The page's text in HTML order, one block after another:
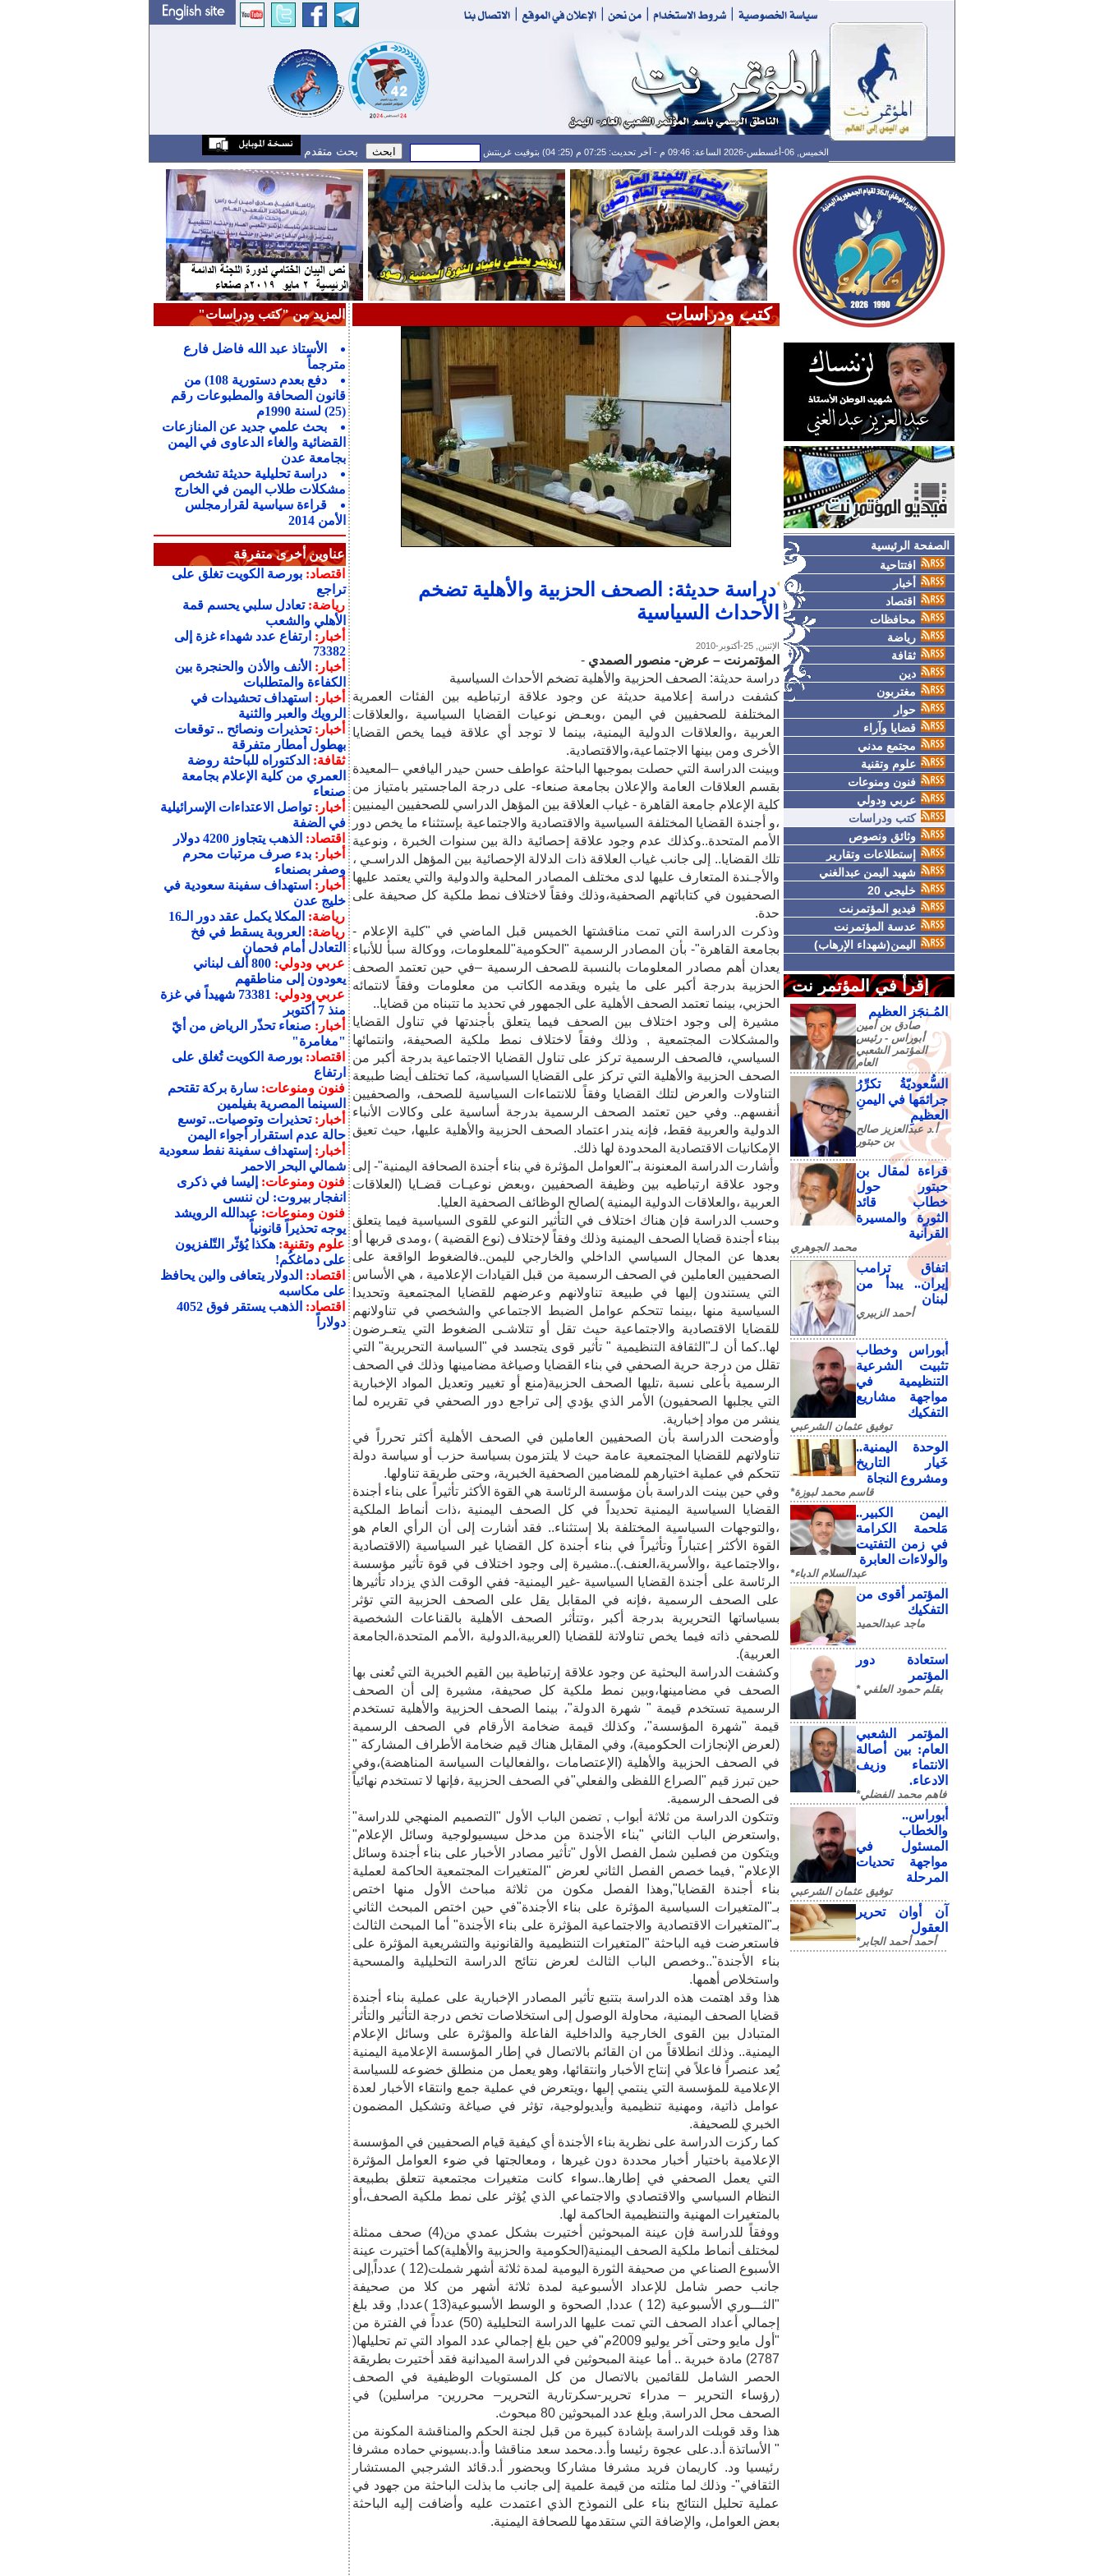
الخميس, 06-أغسطس-2026 الساعة: 09:46 م - آخر تحديث: 07:25 م (25: 04) بتوقيت غرينتش بحث متقدم
الصفحة الرئيسية
افتتاحية
أخبار
اقتصاد
محافظات
رياضة
ثقافة
دين
مغتربون
حوار
قضايا وآراء
مجتمع مدني
علوم وتقنية
فنون ومنوعات
عربي ودولي
كتب ودراسات
وثائق ونصوص
إستطلاعات وتقارير
شهيد اليمن عبدالغني
خليجي 20
فيديو المؤتمرنت
عدسة المؤتمرنت
اليمن(شهداء الإرهاب)
إقرأ في المؤتمر نت
المُـنجَز العظيم
صادق‮ ‬بن‮ ‬أمين‮
‬أبوراس - رئيس‮
‬المؤتمر‮ ‬الشعبي‮
‬العام
السُّعوديّةُ تكرِّرُ
جرائمَها في اليمنِ
العظيمِ
أ.د عبدالعزيز صالح
بن حبتور
قراءة لمقال بن
حبتور حول
خطاب قائد
الثورة والمسيرة
القرآنية
محمد الجوهري
اتفاق ترامب
إيران.. يبدأ من
لبنان
أحمد الزبيري
أبوراس وخطاب
تثبيت الشرعية
التنظيمية في
مواجهة مشاريع
التفكيك
توفيق عثمان الشرعبي
الوحدة اليمنية..
خَيار التاريخ
ومشروع النجاة
قاسم محمد لبوزة*
​اليمن الكبير..
مَلحمة الكرامة
في زمن التفتيت
والولاءات العابرة
عبدالسلام الدباء*
المؤتمر أقوى من
التفكيك
ماجد عبدالحميد
استعادة دور
المؤتمر
بقلم حمود العلفي *
المؤتمر الشعبي
العام: بين أصالة
الانتماء وزيف
الادعاء.
فاهم محمد الفضلي*
أبوراس..
والخطاب
المسئول في
مواجهة تحديات
المرحلة
توفيق عثمان الشرعبي
آن أوان تحرير
العقول
أحمد أحمد الجابر*
كتب ودراسات
دراسة حديثة: الصحف الحزبية والأهلية تضخم
الأحداث السياسية
الإثنين, 25-أكتوبر-2010
المؤتمرنت – عرض- منصور الصمدي -
دراسة حديثة: الصحف الحزبية والأهلية تضخم الأحداث السياسية
كشفت دراسة إعلامية حديثة عن وجود علاقة ارتباطيه بين الفئات العمرية
المختلفة للصحفيين في اليمن ،وبعـض نوعيات القضايا السياسية ،والعلاقات
العربية ،والعلاقات الدولية اليمنية، بينما لا توجد أي علاقة فيما يخص القضايا
الأخرى ومن بينها الاجتماعية،والاقتصادية.
وبينت الدراسة التي حصلت بموجبها الباحثة عواطف حسن حيدر اليافعي –المعيدة
بقسم العلاقات العامة والإعلان بجامعة صنعاء- على درجة الماجستير بامتياز من
كلية الإعلام جامعة القاهرة - غياب العلاقة بين المؤهل الدراسي للصحفيين اليمنيين
،و أجندة القضايا المختلفة السياسية والاقتصادية والاجتماعية بإستثناء ما يخص دور
الأمم المتحدة..وكذلك عدم وجود علاقة إحصائية دالة بين سنوات الخبرة ، ونوعية
تلك القضايا.. إلى جانب غياب العلاقة ذات الدلالة الإحصائية بين المؤهل الدراسـي ،
والأجـندة المتعارف عليها لدى مختلف المصادر المحلية والدولية والتي يعتمد عليها
الصحفيون في كتاباتهم الصحفية،وذلك وفقاً لاختلاف نمط ملكية كل صحيفة على
حدة.
وذكرت الدراسة التي تمت مناقشتها الخميس قبل الماضي في "كلية الإعلام -
بجامعة القاهرة"- بأن المصادر الرسمية "الحكومية"للمعلومات، ووكالة سبأ للأنباء
يعدان أهم مصادر المعلومات بالنسبة للصحف الرسمية –في حين تعتمد الصحف
الحزبية بدرجة أكبر على ما يثيره ويقدمه الكاتب من معلومات وفقاً لانتمائه
الحزبي، بينما تعتمد الصحف الأهلية على الجمهور في تحديد ما تتبناه من قضايا..
مشيرة إلى وجود اختلاف بين الصحف فيما يتعلق بأجندتها في تناول القضايا
والمشكلات المجتمعية , وذلك وفقاً لاختلاف نمط ملكية الصحيفة، وانتمائها
السياسي، فالصحف الرسمية تركز على تناول القضايا الاجتماعية بدرجة أكبر من
الصحف الحزبية والأهلية التي تركز على القضايا السياسية، كما تختلف أيضا طبيعة
التناولات والعرض لتلك القضايا وفقاً للانتماءات السياسية للصحف، والصحفيين
أنفسهم.. وفي حين تعتمد الصحف الرسمية بدرجة أساسية على وكالات الأنباء
الدولية والعربية فقط، فإنه يندر اعتماد الصحف الحزبية والأهلية عليها، حيث تعيق
الإمكانيات الاقتصادية المحدودة لها ذلك.
وأشارت الدراسة المعنونة بـ"العوامل المؤثرة في بناء أجندة الصحافة اليمنية"- إلى
وجود علاقة ارتباطيه بين وظيفة الصحفيين ،وبعض نوعيـات قضـايا (العلاقات
العربية ،والعلاقات الدولية اليمنية )لصالح الوظائف الصحفية العليا.
وحسب الدراسة فإن هناك اختلاف في التأثير النوعي للقوى السياسية فيما يتعلق
ببناء أجندة قضايا الصحف اليمنية وذلك وفقاً لإختلاف (نوع القضية ) ،ومدى قربها أو
بعدها عن المجال السياسي الداخلي والخارجي لليمن..فالضغوط الواقعة على
الصحفيين العاملين في الصحف الرسمية من قبل القيادات الإعلامية ، هي الأساس
التي يستندون إليها في طبيعة تناولانهم وعرضهم للقضايا المجتمعية وتحديدا
السياسية منها ،بينما تتحكم عوامل الضبط الاجتماعي والشخصي في تناولانهم
للقضايا الاقتصادية والاجتماعية حيث تقل أو تتلاشـى الضغوط التي يتعـرضون
لها..كما أن لـ"الثقافة التنظيمية " تأثير قوى يتجسد في "السياسة التحريرية" التي
تقلل من درجة حرية الصحفي في بناء القضايا وصياغة مضامينها وذلك في الصحف
الرسمية بأعلى نسبة ،تليها الصحف الحزبية(منع أو تغيير وتعديل المواد الإخبارية
التي يجلبها الصحفيون) الأمر الذي يؤدي إلى تراجع دور الصحفي في تقريره لما
ينشر من مواد إخبارية.
وأوضحت الدراسة بأن الصحفيين العاملين في الصحف الأهلية أكثر تحرراً في
تناولاتهم للقضايا المجتمعية عامة حيث لا يلتزمون بسياسة حزب أو سياسة دولة
تتحكم في عملية اختيارهم للمضامين الصحفية الخبرية، وحتى طريقة تناولها.
وفي حين بينت الدراسة بأن مؤسسة الرئاسة هي القوة الأكثر تأثيراً على بناء أجندة
القضايا السياسية اليمنية تحديداً في كل الصحف اليمنية ،ذات أنماط الملكية
،والتوجهات السياسية المختلفة بلا إستثناء.. فقد أشارت إلى أن الرأي العام هو
القوة الأكثر إعتباراً وتأثيراً في بناء أجندة كل القضايا غير السياسية (الاقتصادية
،والاجتماعية ،والأسرية،العنف.)..مشيرة إلى وجود اختلاف في قوة تأثير مؤسسة
الرئاسة على أجندة القضايا السياسية -غير اليمنية- ففي الوقت الذي يزداد تأثيرها
على الصحف الرسمية ،فإنه في المقابل يقل على الصحف الحزبية التي تؤثر
بسياساتها التحريرية بدرجة أكبر ،وتتأثر الصحف الأهلية بالقناعات الشخصية
للصحفي ذاته فيما يخص تناولاتة للقضايا (العربية،الدولية ،الأمم المتحدة،الجامعة
العربية).
وكشفت الدراسة البحثية عن وجود علاقة إرتباطية بين القيم الخبرية التي تُعنى بها
الصحف في مضامينها،وبين نمط ملكية كل صحيفة، مشيرة إلى أن الصحف
الرسمية تستخدم قيمة " شهرة الدولة"، بينما الصحف الحزبية والأهلية تستخدم
قيمة "شهرة المؤسسة"، وكذلك قيمة ضخامة الأرقام في الصحف الرسمية
(لعرض الإنجازات الحكومية)، وفي المقابل هناك قيم ضخامة الأطراف المشاركة "
في الصحف الحزبية والأهلية (الإعتصامات ،والفعاليات السياسة المناهضة)،وفي
حين تبرز قيم "الصراع اللفظى والفعلي"في الصحف الحزبية ،فإنها لا تستخدم نهائياً
فى الصحف الرسمية.
وتتكون الدراسة من ثلاثة أبواب , تضمن الباب الأول "التصميم المنهجي للدراسة"
,واستعرض الباب الثاني "بناء الأجندة من مدخل سيسيولوجية وسائل الإعلام"
ويتكون من فصلين شمل الفصل الأول "تأثير مصادر الأخبار على بناء أجندة وسائل
الإعلام" ,فيما خصص الفصل الثاني لعرض "المتغيرات المجتمعية الحاكمة لعملية
بناء أجندة القضايا",وهذا الفصل مكون من ثلاثة مباحث الأول منها اختص
بـ"المتغيرات السياسية المؤثرة على بناء الأجندة"في حين اختص المبحث الثاني
بـ"المتغيرات الاقتصادية والاجتماعية المؤثرة على بناء الأجندة" أما المبحث الثالث
فاستعرضت فيه الباحثة "المتغيرات التنظيمية والقانونية والتشريعية المؤثرة على
بناء الأجندة"..وخصص الباب الثالث لعرض نتائج الدراسة التحليلية والمسحية
واستخلاص أهمها.
هذا وقد اهتمت هذه الدراسة بتتبع تأثير المصادر الإخبارية على عملية بناء أجندة
قضايا الصحف اليمنية، محاولة الوصول إلى استخلاصات تخص درجة التأثير والتأثر
المتبادل بين القوى الخارجية والداخلية الفاعلة والمؤثرة على وسائل الإعلام
اليمنية.. وذلك انطلاقاً من ان القائم بالاتصال في إطار المؤسسة الإعلامية اليمنية
يُعد عنصراً فاعلاً في إنتاج الأخبار وانتقائها، وهو يعمل من منطلق خضوعه للسياسة
الإعلامية للمؤسسة التي ينتمي إليها ،ويتعرض في عملية جمع وانتقاء الأخبار لعدة
عوامل ذاتية، ومهنية تنظيمية وأيديولوجية، تؤثر في صياغة وتشكيل المضمون
الخبري للصحيفة.
كما ركزت الدراسة على نظرية بناء الأجندة أي كيفية قيام الصحفيين في المؤسسة
الإعلامية باختيار أخبار محددة دون غيرها ، ومعالجتها في ضوء العوامل المؤثرة
التي يعمل الصحفي في إطارها..سواء كانت متغيرات مجتمعية تتعلق بطبيعة
النظام السياسي والاقتصادي والاجتماعي الذي يُؤثر على نمط ملكية الصحف،أو
بالمتغيرات المهنية والتنظيمية الحاكمة لها.
ووفقاً للدراسة فإن عينة المبحوثين أختيرت بشكل عمدي من(4) صحف ممثلة
لمختلف أنماط ملكية الصحف اليمنية(الحكومية والحزبية والأهلية)كما أختيرت عينة
الأسبوع الصناعي من صحيفة الثورة اليومية لمدة ثلاثة أشهر شملت(12 ) عدداً,إلى
جانب حصر شامل للإعداد الأسبوعية لمدة ثلاثة أشهر من كلا من صحيفة
"الثـــوري الأسبوعية (12 ) عددا, الصحوة و الوسط الأسبوعية(13 )عددا, وقد بلغ
إجمالي أعداد الصحف التي تمت عليها الدراسة التحليلية (50) عدداً في الفترة من
"أول مايو وحتى آخر يوليو 2009م"في حين بلغ إجمالي عدد المواد التي تم تحليلها(
2787) مادة خبرية .. أما عينة المبحوثين في الدراسة الميدانية فقد أختيرت بطريقة
الحصر الشامل للقائمين بالاتصال من كل المستويات الوظيفية في الصحف
(رؤساء التحرير – مدراء تحرير-سكرتارية التحرير– محررين- مراسلين) في
الصحف محل الدراسة, وبلغ عدد المبحوثين 80 مبحوث.
هذا وقد قوبلت الدراسة بإشادة كبيرة من قبل لجنة الحكم والمناقشة المكونة من
" الأساتذة أ.د.على عجوة رئيسا وأ.د.محمد سعد مناقشا وأ.د.بسيوني حماده مشرفا
رئيسيا ود. كاريمان فريد مشرفا مشاركا وبحضور أ.د.قائد الشرجبي المستشار
الثقافي"- وذلك لما مثلته من قيمة علمية إلى جانب ما بذلت الباحثة من جهود في
عملية تحليل النتائج بناء على النموذج الذي اعتمدت عليه وأضافت إليه الباحثة
بعض العوامل، والإضافة التي ستقدمها للصحافة اليمنية.
المزيد من "كتب ودراسات"
الأستاذ عبد الله فاضل فارع
مترجماً
دفع بعدم دستورية 108) من
قانون الصحافة والمطبوعات رقم
(25) لسنة 1990م
بحث علمي جديد عن المنازعات
القضائية والغاء الدعاوى في اليمن
بجامعة عدن
دراسة تحليلية حديثة تشخص
مشكلات طلاب اليمن في الخارج
قراءة سياسية لقرارمجلس
الأمن 2014
عناوين أخرى متفرقة
اقتصاد:بورصة الكويت تغلق على
تراجع
رياضة:تعادل سلبي يحسم قمة
الأهلي والشعب
أخبار: ارتفاع عدد شهداء غزة إلى
73382
أخبار: الأنف والأذن والحنجرة بين
الكفاءة والمتطلبات
أخبار: استهداف تحشيدات في
الرويك والعبر والثنية
أخبار:تحذيرات ونصائح .. توقعات
بهطول أمطار متفرقة
ثقافة: الدكتوراه للباحثة روضة
العمري من كلية الإعلام بجامعة
صنعاء
أخبار:تواصل الاعتداءات الإسرائيلية
في الضفة
اقتصاد: الذهب يتجاوز 4200 دولار
أخبار:بدء صرف مرتبات محرم
وصفر بصنعاء
أخبار: استهداف سفينة سعودية في
خليج عدن
رياضة: المكلا يكمل عقد دور الـ16
رياضة: العروبة يسقط في فخ
التعادل أمام فحمان
عربي ودولي:
800 ألف لبناني
يعودون إلى مناطقهم
عربي ودولي:
73381 شهيداً في غزة
منذ 7 أكتوبر
أخبار: صنعاء تحذّر الرياض من أيّ
"مغامرة"
اقتصاد:بورصة الكويت تُغلق على
ارتفاع
فنون ومنوعات:سارة بركة تقتحم
السينما المصرية بفيلمين
أخبار:تحذيرات وتوصيات.. توسع
حالة عدم استقرار أجواء اليمن
أخبار: إستهداف سفينة نفط سعودية
شمالي البحر الاحمر
فنون ومنوعات: إليسا في ذكرى
انفجار بيروت: لن ننسى
فنون ومنوعات: عبدالله الرويشد
يوجه تحذيراً قانونياً
علوم وتقنية:هكذا يُؤثّر التّلفزيون
على دماغكُم!
اقتصاد: الدولار يتعافى والين يحافظ
على مكاسبه
اقتصاد:
الذهب يستقر فوق 4052
دولاراً